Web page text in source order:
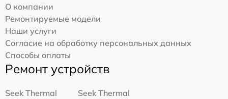
О компании
Ремонтируемые модели
Наши услуги
Согласие на обработку персональных данных
Способы оплаты
Ремонт устройств
Seek Thermal
Seek Thermal